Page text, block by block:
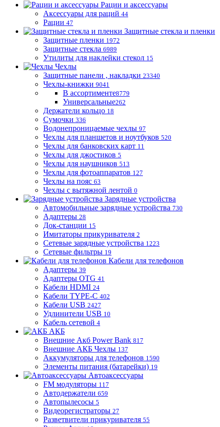
Рации и аксессуары
Аксессуары для раций 44
Рации 47
Защитные стекла и пленки
Защитные пленки 1972
Защитные стекла 6989
Утилиты для наклейки стекол 15
Чехлы
Защитные панели , накладки 23340
Чехлы-книжки 9041
В ассортименте8779
Универсальные262
Держатели кольцо 18
Сумочки 336
Водонепроницаемые чехлы 97
Чехлы для планшетов и ноутбуков 520
Чехлы для банковских карт 11
Чехлы для джостиков 5
Чехлы для наушников 513
Чехлы для фотоаппаратов 127
Чехлы на пояс 63
Чехлы с вытяжной лентой 0
Зарядные устройства
Автомобильные зарядные устройства 730
Адаптеры 28
Док-станции 15
Имитаторы прикуривателя 2
Сетевые зарядные устройства 1223
Сетевые фильтры 19
Кабели для телефонов
Адаптеры 39
Адаптеры OTG 41
Кабели HDMI 24
Кабели TYPE-C 402
Кабели USB 2427
Удлинители USB 10
Кабель сетевой 4
АКБ
Внешние Акб Power Bank 817
Внешние АКБ Чехлы 137
Аккумуляторы для телефонов 1590
Элементы питания (батарейки) 19
Автоаксессуары
FM модуляторы 117
Автодержатели 659
Автопылесосы 5
Видеорегистраторы 27
Разветвители прикуривателя 55